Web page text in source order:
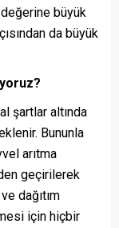
büyük
da büyük
şartlar altında
Bununla
arıtma
geçirilerek
dağıtım
için hiçbir